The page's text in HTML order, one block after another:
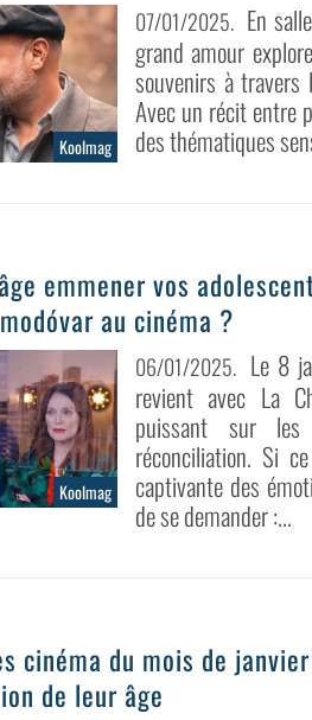
Koolmag
07/01/2025. En
grand amour
souvenirs à travers
Avec un récit entre
des thématiques
emmener vos
au cinéma ?
Koolmag
06/01/2025. Le 8
revient avec La
puissant sur
réconciliation. Si
captivante des
de se demander :...
cinéma du mois de
de leur âge